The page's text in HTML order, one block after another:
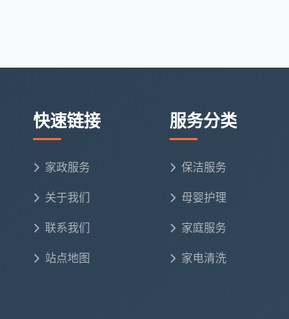
和具体的服务清单放在一起看，才有真正的参考价
未列项目绝不额外收费。
总价能差出一倍？
面常见的两种服务模式和成都天均安洁保洁放在一
元 → 擦外窗加300元 → 厨房除油污加250元 → 柜体
脚线清洁加80元 → 没有售后 → 最终花费约1500-
快速链接
家政服务
关于我们
联系我们
站点地图
服务分类
保洁服务
母婴护理
家庭服务
家电清洗